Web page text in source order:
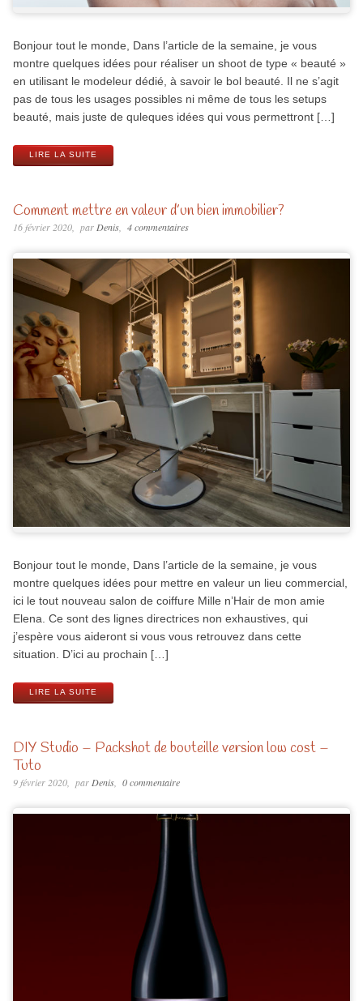
Bonjour tout le monde, Dans l’article de la semaine, je vous
montre quelques idées pour réaliser un shoot de type « beauté »
en utilisant le modeleur dédié, à savoir le bol beauté. Il ne s’agit
pas de tous les usages possibles ni même de tous les setups
beauté, mais juste de quleques idées qui vous permettront […]
LIRE LA SUITE
Comment mettre en valeur d’un bien immobilier?
16 février 2020 par Denis 4 commentaires
Bonjour tout le monde, Dans l’article de la semaine, je vous
montre quelques idées pour mettre en valeur un lieu commercial,
ici le tout nouveau salon de coiffure Mille n’Hair de mon amie
Elena. Ce sont des lignes directrices non exhaustives, qui
j’espère vous aideront si vous vous retrouvez dans cette
situation. D’ici au prochain […]
LIRE LA SUITE
DIY Studio – Packshot de bouteille version low cost –
Tuto
9 février 2020 par Denis 0 commentaire